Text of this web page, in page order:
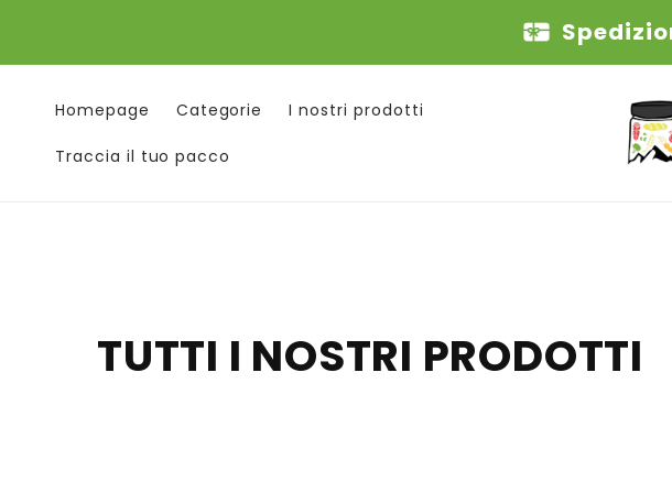
Homepage Categorie I nostri prodotti
Traccia il tuo pacco
C
TUTTI I NOSTRI PRODOTTI